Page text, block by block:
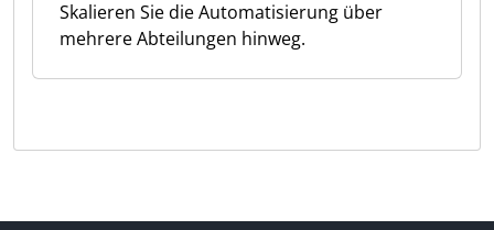
Skalieren Sie die Automatisierung über
mehrere Abteilungen hinweg.